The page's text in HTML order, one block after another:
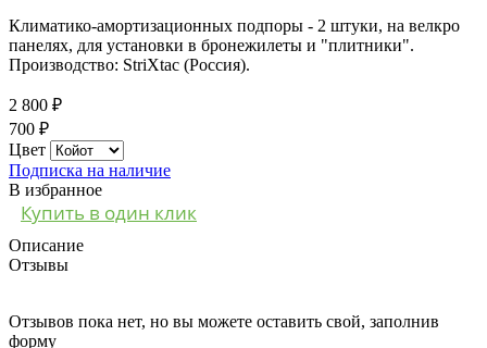
Климатико-амортизационных подпоры - 2 штуки, на велкро
панелях, для установки в бронежилеты и "плитники".
Производство: StriXtac (Россия).
2 800 ₽
700 ₽
Цвет
Подписка на наличие
В избранное
Купить в один клик
Описание
Отзывы
Отзывов пока нет, но вы можете оставить свой, заполнив
форму